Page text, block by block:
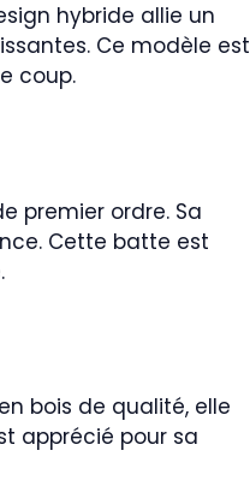
hybride allie un
Ce modèle est
coup.
premier ordre. Sa
Cette batte est
bois de qualité, elle
apprécié pour sa